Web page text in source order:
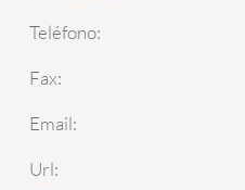
Teléfono:
Fax:
Email:
Url: